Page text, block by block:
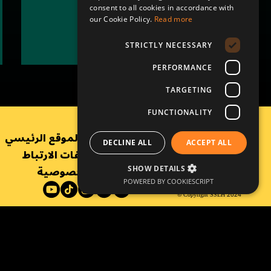
تحضيرات الزواج
إقرأ المزيد
Copyright SSLH 2024
©
العودة إلى الموقع الرئيسي
سياسة ملفات الارتباط
سياسة الخصوصية
consent to all cookies in accordance with
our Cookie Policy. Read more
STRICTLY NECESSARY
PERFORMANCE
TARGETING
FUNCTIONALITY
ACCEPT ALL
DECLINE ALL
SHOW DETAILS
POWERED BY COOKIESCRIPT